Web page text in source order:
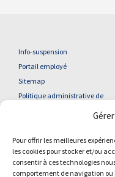
Pour offrir les meilleures
les cookies pour stocker et/ou
consentir à ces technologies
comportement de navigation ou
Info-suspension
Portail employé
Sitemap
Politique administrative de